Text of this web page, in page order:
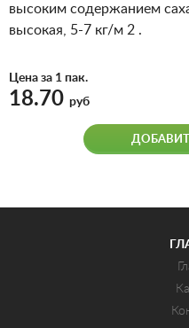
высоким содержанием
высокая, 5-7 кг/м 2 .
Цена за 1 пак.
18.70 руб